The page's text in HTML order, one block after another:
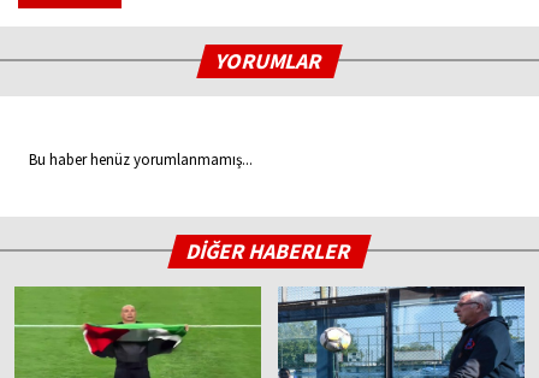
YORUMLAR
Bu haber henüz yorumlanmamış...
DİĞER HABERLER